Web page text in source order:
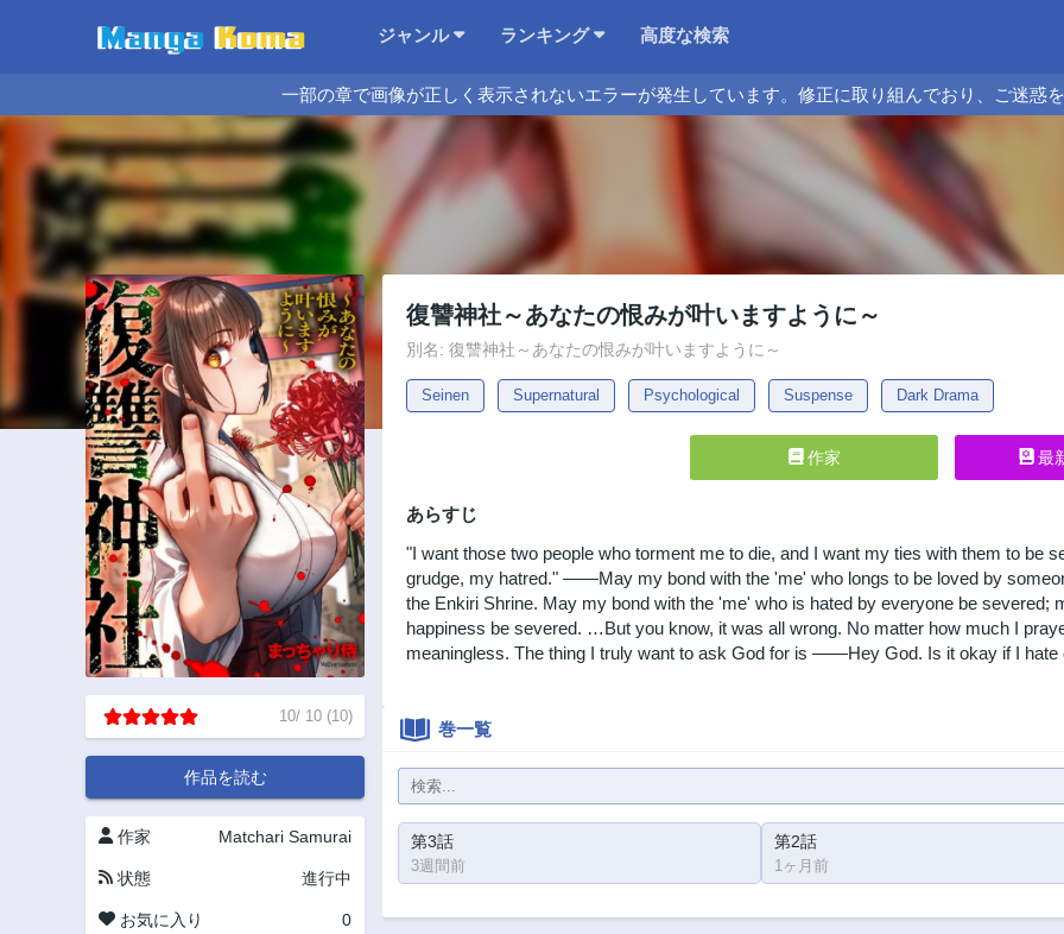
ジャンル ランキング 高度な検索
一部の章で画像が正しく表示されないエラーが発生しています。修正に取り組んでおり、ご迷惑
10/ 10 (10)
作品を読む
作家 Matchari Samurai
状態 進行中
お気に入り 0
復讐神社～あなたの恨みが叶いますように～
別名: 復讐神社～あなたの恨みが叶いますように～
Seinen Supernatural Psychological Suspense Dark Drama
作家 最
あらすじ
"I want those two people who torment me to die, and I want my ties with them to be
grudge, my hatred." ――May my bond with the 'me' who longs to be loved by
the Enkiri Shrine. May my bond with the 'me' who is hated by everyone be severed;
happiness be severed. …But you know, it was all wrong. No matter how much I
meaningless. The thing I truly want to ask God for is ――Hey God. Is it okay if I hate
巻一覧
第3話
3週間前
第2話
1ヶ月前